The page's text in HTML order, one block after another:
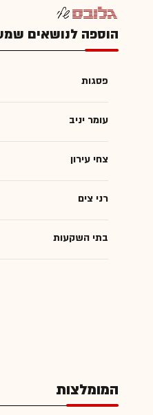
הוספה לנושאים
פסגות
עומר יניב
צחי עירון
רני צים
בתי השקעות
המומלצות